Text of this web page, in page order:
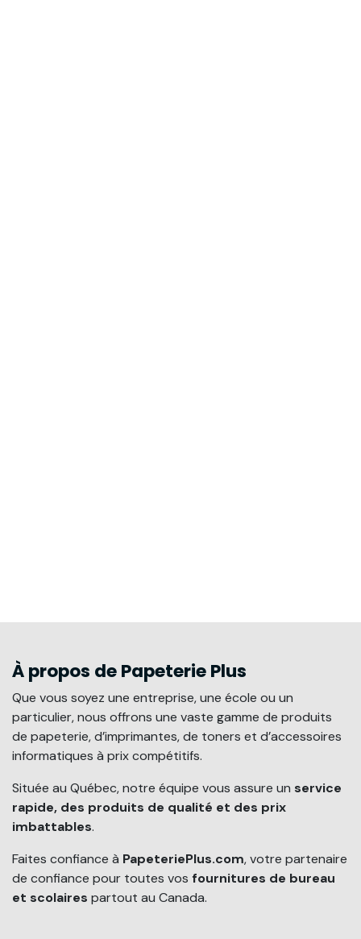
À propos de Papeterie Plus
Que vous soyez une entreprise, une école ou un
particulier, nous offrons une vaste gamme de produits
de papeterie, d’imprimantes, de toners et d’accessoires
informatiques à prix compétitifs.
Située au Québec, notre équipe vous assure un service
rapide, des produits de qualité et des prix
imbattables.
Faites confiance à PapeteriePlus.com, votre partenaire
de confiance pour toutes vos fournitures de bureau
et scolaires partout au Canada.